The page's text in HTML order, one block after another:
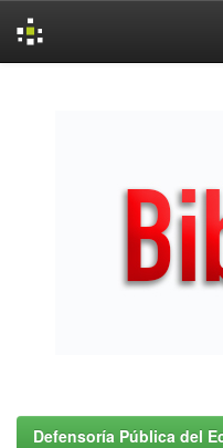
Defensoría Pública del